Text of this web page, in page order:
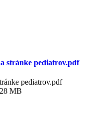
stránke pediatrov.pdf
pediatrov.pdf
MB